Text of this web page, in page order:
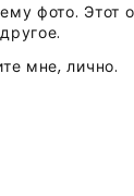
фото. Этот
мне, лично.